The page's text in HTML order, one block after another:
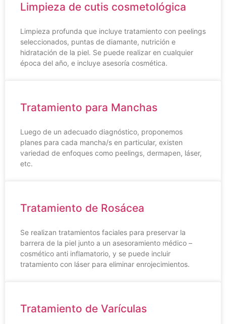
Limpieza de cutis cosmetológica
Limpieza profunda que incluye tratamiento con peelings
seleccionados, puntas de diamante, nutrición e
hidratación de la piel. Se puede realizar en cualquier
época del año, e incluye asesoría cosmética.
Tratamiento para Manchas
Luego de un adecuado diagnóstico, proponemos
planes para cada mancha/s en particular, existen
variedad de enfoques como peelings, dermapen, láser,
etc.
Tratamiento de Rosácea
Se realizan tratamientos faciales para preservar la
barrera de la piel junto a un asesoramiento médico –
cosmético anti inflamatorio, y se puede incluir
tratamiento con láser para eliminar enrojecimientos.
Tratamiento de Varículas